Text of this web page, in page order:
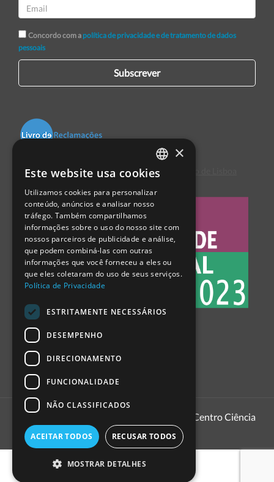
Concordo com a política de privacidade e de tratamento de dados
pessoais
Subscrever
Centro de Arbitragem de Conflitos de Consumo de Lisboa
1999 - 2026
Pavilhão do Conhecimento | Centro Ciência
PORTUGUESE
ENGLISH
SPANISH
×
Este website usa cookies
Utilizamos cookies para personalizar
conteúdo, anúncios e analisar nosso
tráfego. Também compartilhamos
informações sobre o uso do nosso site com
nossos parceiros de publicidade e análise,
que podem combiná-las com outras
informações que você forneceu a eles ou
que eles coletaram do uso de seus serviços.
Política de Privacidade
ESTRITAMENTE NECESSÁRIOS
DESEMPENHO
DIRECIONAMENTO
FUNCIONALIDADE
NÃO CLASSIFICADOS
ACEITAR TODOS RECUSAR TODOS
MOSTRAR DETALHES